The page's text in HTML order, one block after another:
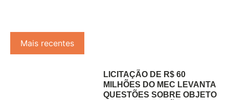
Mais recentes
LICITAÇÃO DE R$ 60
MILHÕES DO MEC LEVANTA
QUESTÕES SOBRE OBJETO